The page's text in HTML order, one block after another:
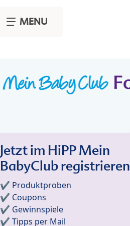
MENU
Jetzt im HiPP Mein
BabyClub registrieren
✔️ Produktproben
✔️ Coupons
✔️ Gewinnspiele
✔️ Tipps per Mail